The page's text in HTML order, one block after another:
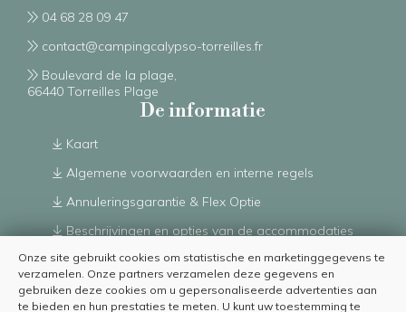
Onze site gebruikt cookies om statistische en marketinggegevens te
verzamelen. Onze partners verzamelen deze gegevens en
gebruiken deze cookies om u gepersonaliseerde advertenties aan
te bieden en hun prestaties te meten. U kunt uw toestemming te
04 68 28 09 47
contact@campingcalypso-torreilles.fr
Boulevard de la plage,
66440 Torreilles Plage
De informatie
Kaart
Algemene voorwaarden en interne regels
Annuleringsgarantie & Flex Optie
Beschrijvingen en opties van de accommodaties
Volledig overzicht van accommodaties
Van 01/07/2026 tot 30/08/2026